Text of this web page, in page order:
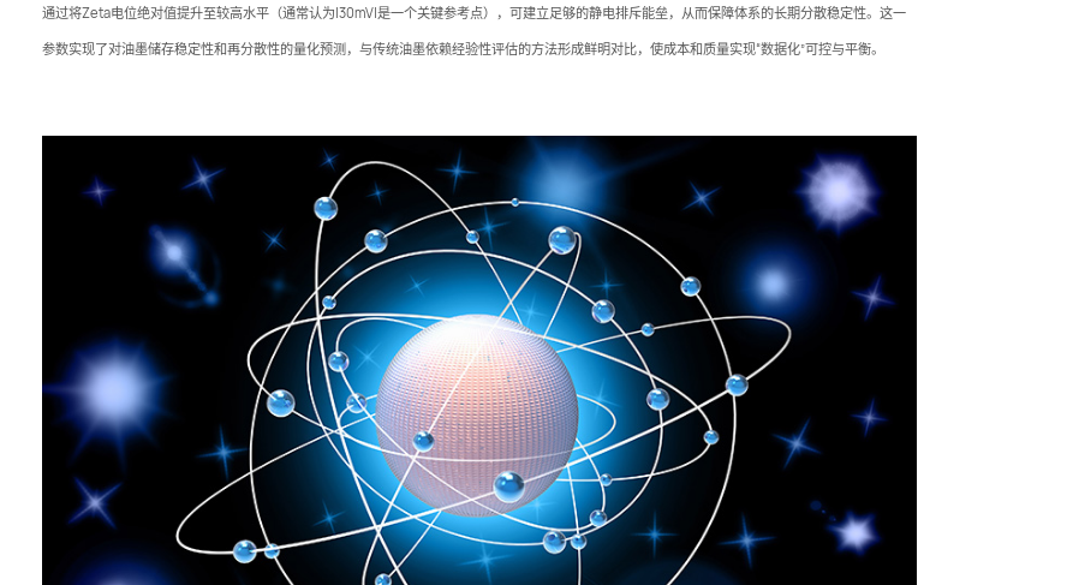
通过将Zeta电位绝对值提升至较高水平（通常认为|30mV|是一个关键参考点），可建立足够的静电排斥能垒，从而保障体系的长期分散稳定性。这一
参数实现了对油墨储存稳定性和再分散性的量化预测，与传统油墨依赖经验性评估的方法形成鲜明对比，使成本和质量实现“数据化”可控与平衡。